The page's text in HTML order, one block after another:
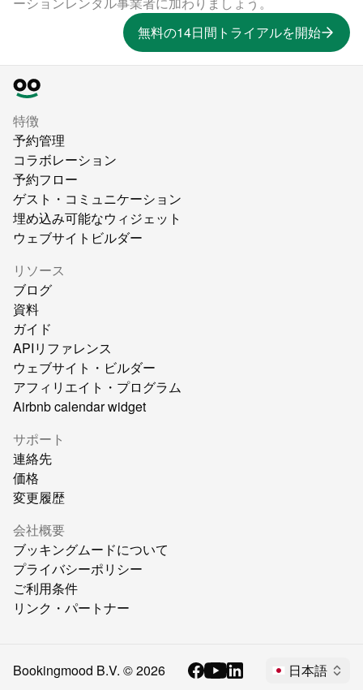
無料の14日間トライアルを開始
特徴
予約管理
コラボレーション
予約フロー
ゲスト・コミュニケーション
埋め込み可能なウィジェット
ウェブサイトビルダー
リソース
ブログ
資料
ガイド
APIリファレンス
ウェブサイト・ビルダー
アフィリエイト・プログラム
Airbnb calendar widget
サポート
連絡先
価格
変更履歴
会社概要
ブッキングムードについて
プライバシーポリシー
ご利用条件
リンク・パートナー
Bookingmood B.V. ©2026 日本語